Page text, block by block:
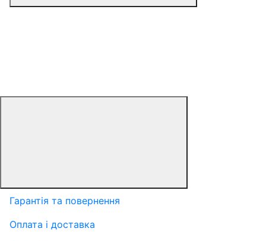
Гарантія та повернення
Оплата і доставка